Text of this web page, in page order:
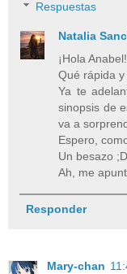
Respuestas
Natalia
¡Hola Anabel!
Qué rápida y
Ya te
sinopsis de
va a
Espero,
Un besazo ;D
Ah, me
Responder
Mary-chan